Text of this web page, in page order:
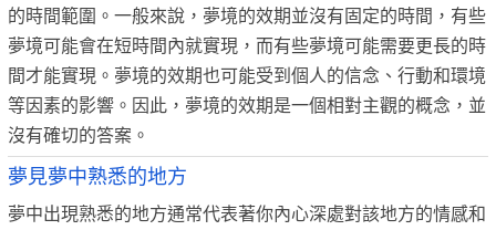
的時間範圍。一般來說，夢境的效期並沒有固定的時間，有些
夢境可能會在短時間內就實現，而有些夢境可能需要更長的時
間才能實現。夢境的效期也可能受到個人的信念、行動和環境
等因素的影響。因此，夢境的效期是一個相對主觀的概念，並
沒有確切的答案。
夢見夢中熟悉的地方
夢中出現熟悉的地方通常代表著你內心深處對該地方的情感和